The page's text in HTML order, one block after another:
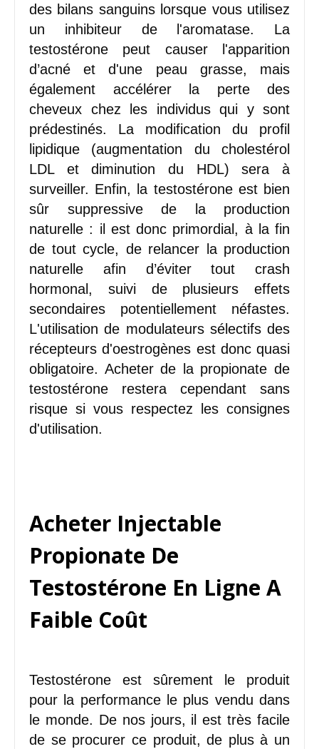
des bilans sanguins lorsque vous utilisez
un inhibiteur de l'aromatase. La
testostérone peut causer l'apparition
d’acné et d'une peau grasse, mais
également accélérer la perte des
cheveux chez les individus qui y sont
prédestinés. La modification du profil
lipidique (augmentation du cholestérol
LDL et diminution du HDL) sera à
surveiller. Enfin, la testostérone est bien
sûr suppressive de la production
naturelle : il est donc primordial, à la fin
de tout cycle, de relancer la production
naturelle afin d’éviter tout crash
hormonal, suivi de plusieurs effets
secondaires potentiellement néfastes.
L'utilisation de modulateurs sélectifs des
récepteurs d'oestrogènes est donc quasi
obligatoire. Acheter de la propionate de
testostérone restera cependant sans
risque si vous respectez les consignes
d'utilisation.
Acheter Injectable
Propionate De
Testostérone En Ligne A
Faible Coût
Testostérone est sûrement le produit
pour la performance le plus vendu dans
le monde. De nos jours, il est très facile
de se procurer ce produit, de plus à un